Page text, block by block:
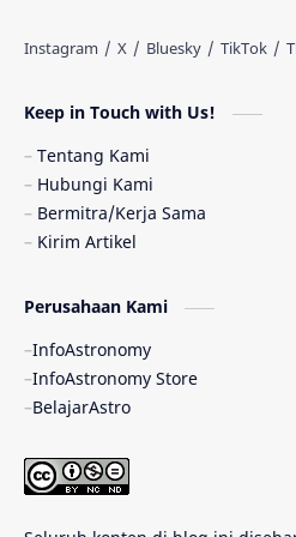
Quasar
TanyaAstro
Enseladus Gelombang
Indonesia Kerdil Putih
Olimpiade Sains Nasional
Keep in Touch with Us!
Tentang Kami
Hubungi Kami
Bermitra/Kerja Sama
Kirim Artikel
Perusahaan Kami
InfoAstronomy
InfoAstronomy Store
BelajarAstro